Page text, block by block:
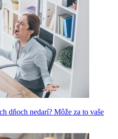
dňoch nedarí? Môže za to vaše